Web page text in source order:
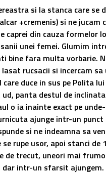
si la stanca care se
+cremenis) si ne jucam
caprei din cauza formelor
unei femei. Glumim
bine fara multa vorbarie.
rucsacii si incercam
duce in sus pe Polita
panta destul de
o ia inainte exact pe
ajunge intr-un punct
si ne indeamna sa
se rupe usor, apoi stanci de
trecut, uneori mai
intr-un sfarsit ajungem.